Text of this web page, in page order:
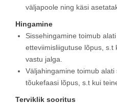
väljapoole ning käsi
Hingamine
Sissehingamine toimub
etteviimisliigutuse lõpus, s.t
vastu jalga.
Väljahingamine toimub
tõukefaasi lõpus, s.t kui
Terviklik sooritus